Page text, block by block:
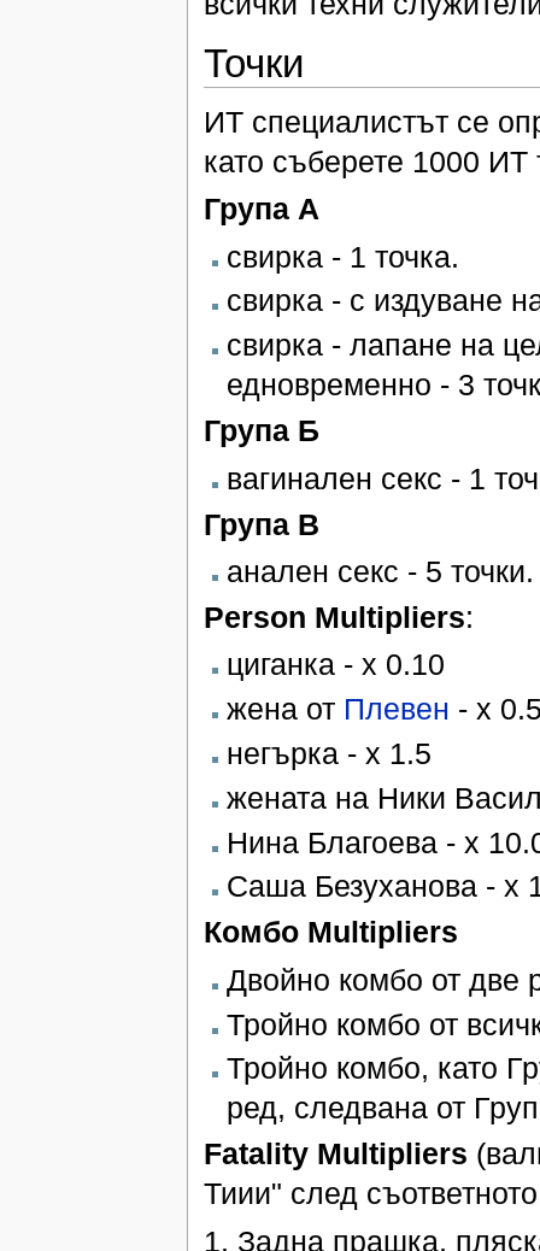
Точки
ИТ специалистът се
като съберете 1000
Група А
свирка - 1 точка.
свирка - с издуване
свирка - лапане на
едновременно - 3
Група Б
вагинален секс - 1
Група В
анален секс - 5 точки.
Person Multipliers:
циганка - х 0.10
жена от Плевен - х
негърка - х 1.5
жената на Ники
Нина Благоева - x
Саша Безуханова - х
Комбо Multipliers
Двойно комбо от две
Тройно комбо от
Тройно комбо, като
ред, следвана от
Fatality Multipliers
Тиии" след
1. Задна прашка,